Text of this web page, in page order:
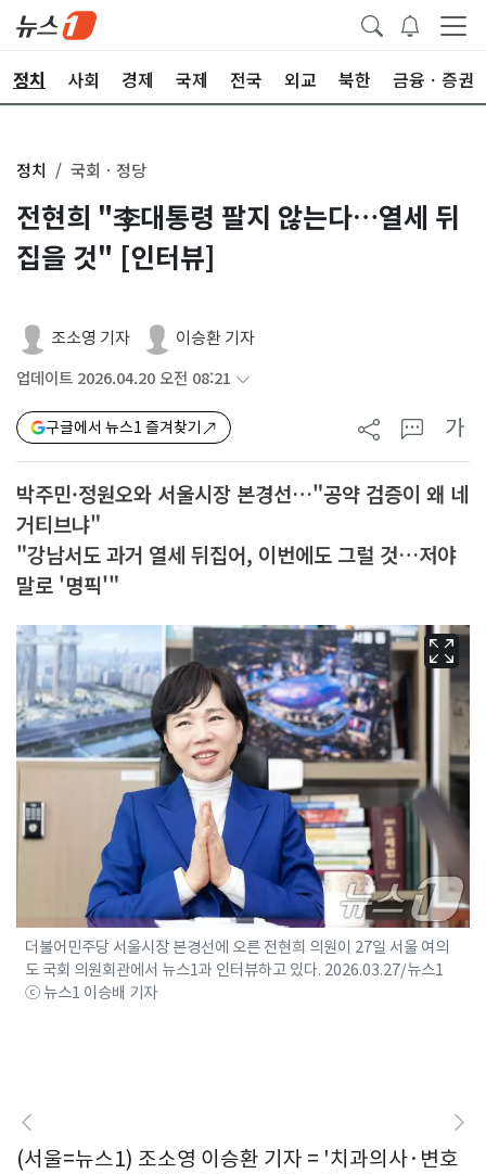
정치 사회 경제 국제 전국 외교 북한 금융ㆍ증권
정치 국회ㆍ정당
전현희 "李대통령 팔지 않는다…열세 뒤
집을 것" [인터뷰]
조소영 기자 이승환 기자
업데이트 2026.04.20 오전 08:21
구글에서 뉴스1 즐겨찾기 가
박주민·정원오와 서울시장 본경선…"공약 검증이 왜 네
거티브냐"
"강남서도 과거 열세 뒤집어, 이번에도 그럴 것…저야
말로 '명픽'"
더불어민주당 서울시장 본경선에 오른 전현희 의원이 27일 서울 여의
도 국회 의원회관에서 뉴스1과 인터뷰하고 있다. 2026.03.27/뉴스1
ⓒ 뉴스1 이승배 기자
(서울=뉴스1) 조소영 이승환 기자 = '치과의사·변호